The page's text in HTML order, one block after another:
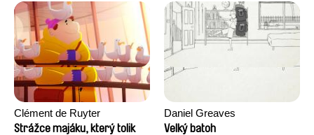
Clément de Ruyter
Strážce majáku, který tolik
Daniel Greaves
Velký batoh